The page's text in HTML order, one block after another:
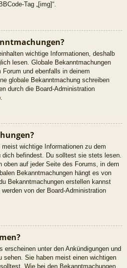
Tag „[img]“.
wichtige Informationen, deshalb
lesen. Globale Bekanntmachungen
und ebenfalls in deinem
globale Bekanntmachung schreiben
durch die Board-Administration
wichtige Informationen zu dem
dich befindest. Du solltest sie stets lesen.
oben auf jeder Seite des Forums, in dem
Bekanntmachungen hängt es von
Bekanntmachungen erstellen kannst
von der Board-Administration
erscheinen unter den Ankündigungen und
sehen. Sie haben meist einen wichtigen
Wie bei den Bekanntmachungen